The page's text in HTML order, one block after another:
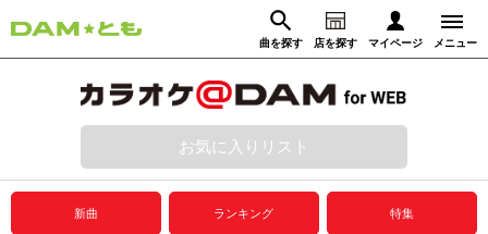
曲を探す 店を探す マイページ メニュー
動画からさがす 録音からさがす
ログイン
プレミアムサービス
お気に入りリスト
新曲 ランキング 特集